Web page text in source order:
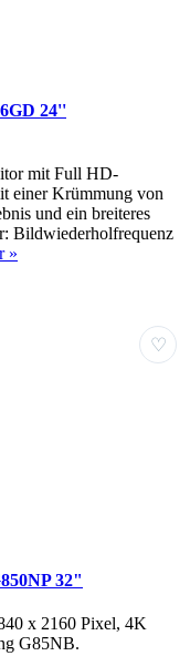
24''
mit Full HD-
einer Krümmung von
und ein breiteres
Bildwiederholfrequenz
»
♡
32"
x 2160 Pixel, 4K
G85NB.